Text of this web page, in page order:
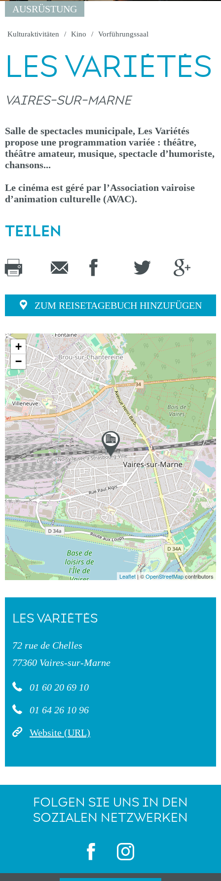
AUSRÜSTUNG
Kulturaktivitäten Kino Vorführungssaal
LES VARIÉTÉS
VAIRES-SUR-MARNE
Salle de spectacles municipale, Les Variétés
propose une programmation variée : théâtre,
théâtre amateur, musique, spectacle d’humoriste,
chansons...
Le cinéma est géré par l’Association vairoise
d’animation culturelle (AVAC).
TEILEN
ZUM REISETAGEBUCH HINZUFÜGEN
+
−
Leaflet| ©OpenStreetMapcontributors
LES VARIÉTÉS
72 rue de Chelles
77360 Vaires-sur-Marne
01 60 20 69 10
01 64 26 10 96
Website (URL)
FOLGEN SIE UNS IN DEN
SOZIALEN NETZWERKEN